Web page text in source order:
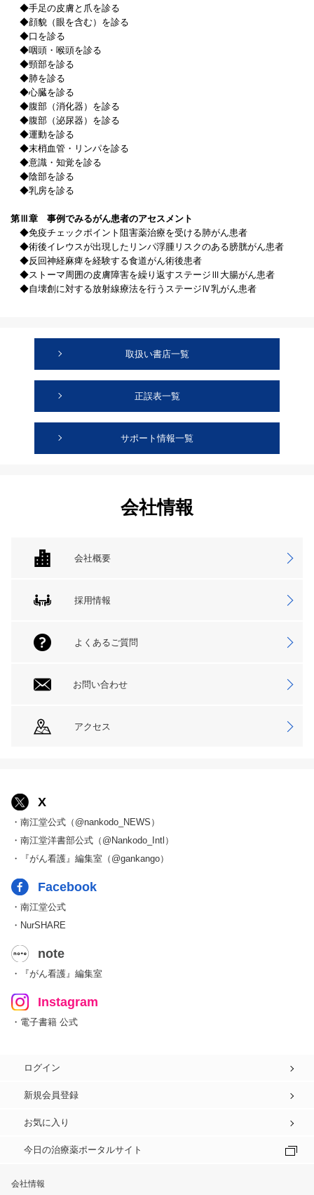
◆手足の皮膚と爪を診る
◆顔貌（眼を含む）を診る
◆口を診る
◆咽頭・喉頭を診る
◆頸部を診る
◆肺を診る
◆心臓を診る
◆腹部（消化器）を診る
◆腹部（泌尿器）を診る
◆運動を診る
◆末梢血管・リンパを診る
◆意識・知覚を診る
◆陰部を診る
◆乳房を診る
第Ⅲ章 事例でみるがん患者のアセスメント
◆免疫チェックポイント阻害薬治療を受ける肺がん患者
◆術後イレウスが出現したリンパ浮腫リスクのある膀胱がん患者
◆反回神経麻痺を経験する食道がん術後患者
◆ストーマ周囲の皮膚障害を繰り返すステージⅢ大腸がん患者
◆自壊創に対する放射線療法を行うステージⅣ乳がん患者
取扱い書店一覧
正誤表一覧
サポート情報一覧
会社情報
会社概要
採用情報
よくあるご質問
お問い合わせ
アクセス
X
・南江堂公式（@nankodo_NEWS）
・南江堂洋書部公式（@Nankodo_Intl）
・『がん看護』編集室（@gankango）
Facebook
・南江堂公式
・NurSHARE
note
・『がん看護』編集室
Instagram
・電子書籍 公式
ログイン
新規会員登録
お気に入り
今日の治療薬ポータルサイト
会社情報